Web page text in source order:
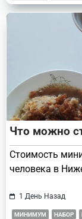
Что можно
Стоимость
человека в
1 День Назад
МИНИМУМ НАБОР